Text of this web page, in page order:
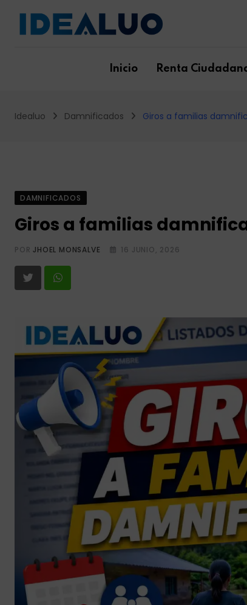
content
Inicio Renta
Idealuo Damnificados Giros a familias
DAMNIFICADOS
Giros a familias
PORJHOEL MONSALVE 16 JUNIO, 2026